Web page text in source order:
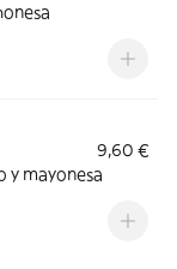
9,60 €
y mayonesa